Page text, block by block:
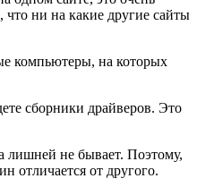
ни на какие другие сайты
компьютеры, на которых
сборники драйверов. Это
не бывает. Поэтому,
отличается от другого.